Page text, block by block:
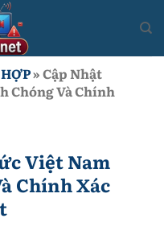
»Cập Nhật
Chóng Và Chính
Việt Nam
Chính Xác